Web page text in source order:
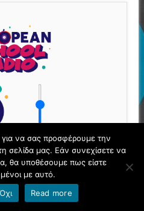
να σας προσφέρουμε την
σελίδα μας. Εάν συνεχίσετε να
θα υποθέσουμε πως είστε
με αυτό.
Όχι Read more